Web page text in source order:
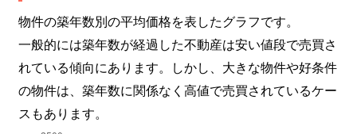
物件の築年数別の平均価格を表したグラフです。
一般的には築年数が経過した不動産は安い値段で売買さ
れている傾向にあります。しかし、大きな物件や好条件
の物件は、築年数に関係なく高値で売買されているケー
スもあります。